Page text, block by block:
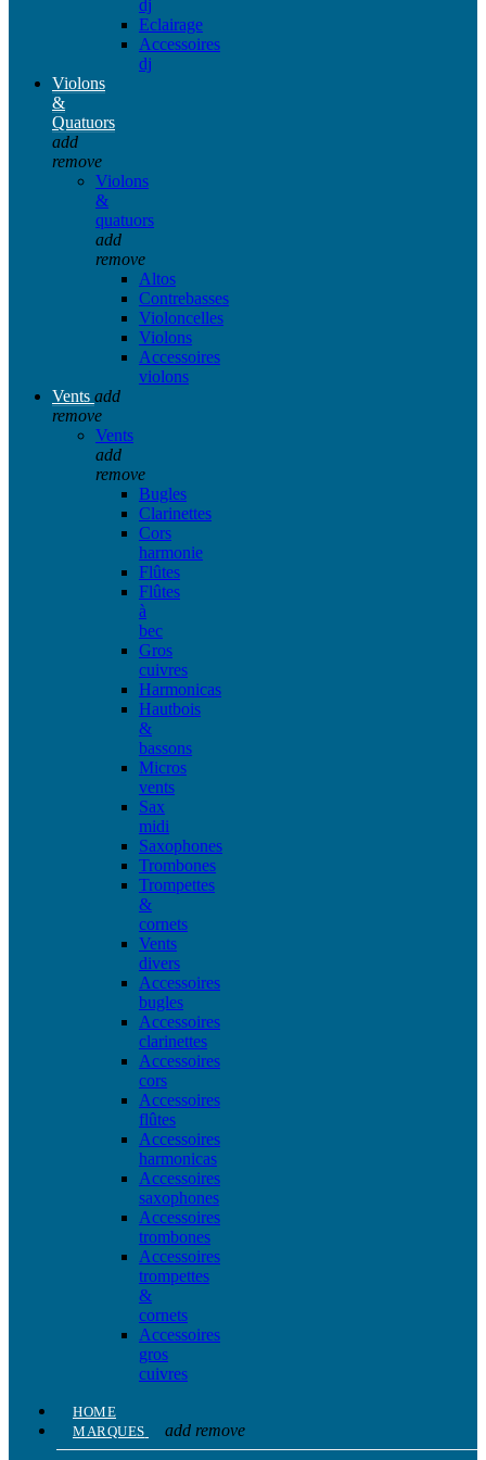
dj
Eclairage
Accessoires
dj
Violons
&
Quatuors
add
remove
Violons
&
quatuors
add
remove
Altos
Contrebasses
Violoncelles
Violons
Accessoires
violons
Vents add
remove
Vents
add
remove
Bugles
Clarinettes
Cors
harmonie
Flûtes
Flûtes
à
bec
Gros
cuivres
Harmonicas
Hautbois
&
bassons
Micros
vents
Sax
midi
Saxophones
Trombones
Trompettes
&
cornets
Vents
divers
Accessoires
bugles
Accessoires
clarinettes
Accessoires
cors
Accessoires
flûtes
Accessoires
harmonicas
Accessoires
saxophones
Accessoires
trombones
Accessoires
trompettes
&
cornets
Accessoires
gros
cuivres
HOME
MARQUES
add remove